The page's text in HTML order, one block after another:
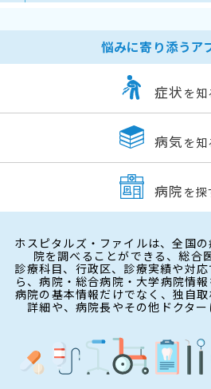
悩みに寄り添うア
症状 を知
病気 を知
病院 を探
ホスピタルズ・ファイルは、全国
院を調べることができる、総合
診療科目、行政区、診療実績や対
ら、病院・総合病院・大学病院情報
病院の基本情報だけでなく、独自
詳細や、病院長やその他ドクター